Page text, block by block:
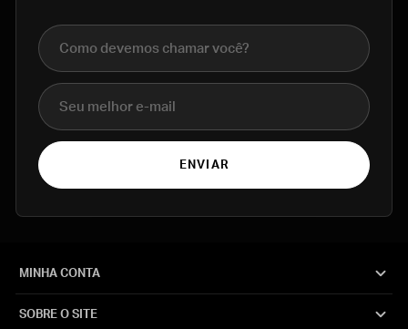
Nome completo
E-mail
ENVIAR
MINHA CONTA
SOBRE O SITE